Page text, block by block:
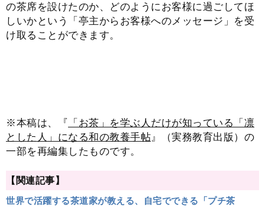
の茶席を設けたのか、どのようにお客様に過ごしてほ
しいかという「亭主からお客様へのメッセージ」を受
け取ることができます。
※本稿は、『
「お茶」を学ぶ人だけが知っている「凛
とした人」になる和の教養手帖』（実務教育出版）の
一部を再編集したものです。
【関連記事】
世界で活躍する茶道家が教える、自宅でできる「プチ茶